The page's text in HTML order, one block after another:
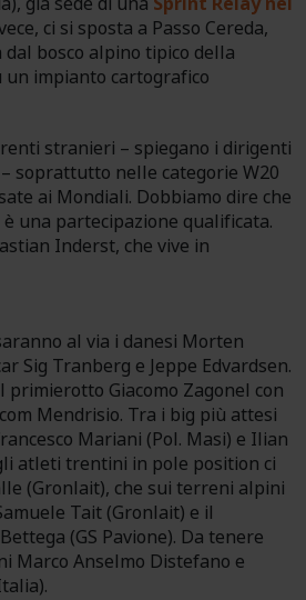
ci si sposta a Passo Cereda,
bosco alpino tipico della
un impianto cartografico
stranieri – spiegano i dirigenti
soprattutto nelle categorie W20
ai Mondiali. Dobbiamo dire che
una partecipazione qualificata.
Inderst, che vive in
al via i danesi Morten
Sig Tranberg e Jeppe Edvardsen.
primierotto Giacomo Zagonel con
Mendrisio. Tra i big più attesi
Mariani (Pol. Masi) e Ilian
atleti trentini in pole position ci
(Gronlait), che sui terreni alpini
Tait (Gronlait) e il
(GS Pavione). Da tenere
Marco Anselmo Distefano e